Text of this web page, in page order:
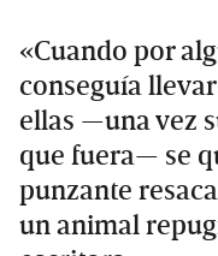
«Cuando por
conseguía
ellas —una vez
que fuera— se
punzante
un animal